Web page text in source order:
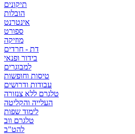
תיקונים
הובלות
אינטרנט
ספורט
מוזיקה
דת - חרדים
בידור ופנאי
למבוגרים
טיסות וחופשות
עבודות ודרושים
טלגרם ללא צנזורה
העלייה והקליטה
לימוד שפות
טלגרם ווב
להט"ב